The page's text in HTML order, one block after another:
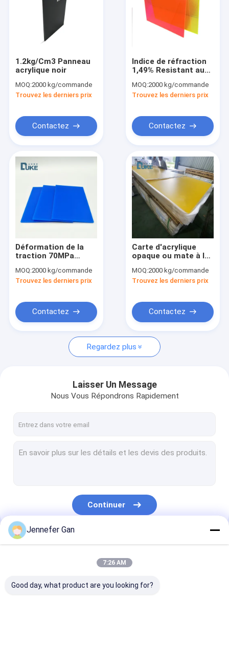
Produits
Au sujet de nous
Visite d'usine
Demandez une citation
Feuilles acryliques sanitaires
feuille acrylique de lgp
Barrière de barrière saine
Acrylique résistant aux chocs
Feuille acrylique pour aquarium
feuille acrylique givrée
1.2kg/Cm3 Panneau
acrylique noir
MOQ:2000 kg/commande
Trouvez les derniers prix
Contactez
Indice de réfraction
1,49% Resistant aux
plexiglas acrylique
congelé
MOQ:2000 kg/commande
Trouvez les derniers prix
Contactez
Déformation de la
traction 70MPa
acryliques Panneaux
acryliques congelés
MOQ:2000 kg/commande
Trouvez les derniers prix
Contactez
Carte d'acrylique
opaque ou mate à la
mm d'épaisseur 4 × 8
18 × 24 24 × 36 pour
MOQ:2000 kg/commande
Trouvez les derniers prix
Contactez
Regardez plus
Laisser Un Message
Nous Vous Répondrons Rapidement
Continuer
Nos Catégories
Jennefer Gan
7:26 AM
Good day, what product are you looking for?